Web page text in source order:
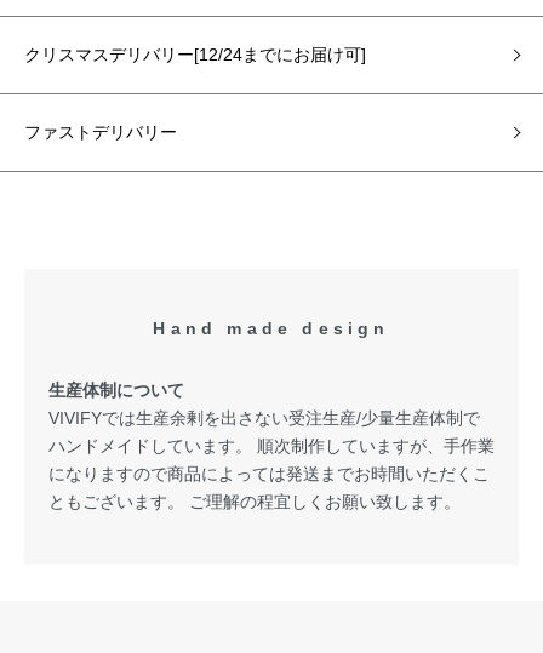
クリスマスデリバリー[12/24までにお届け可]
ファストデリバリー
Hand made design
生産体制について
VIVIFYでは生産余剰を出さない受注生産/少量生産体制で
ハンドメイドしています。 順次制作していますが、手作業
になりますので商品によっては発送までお時間いただくこ
ともございます。 ご理解の程宜しくお願い致します。